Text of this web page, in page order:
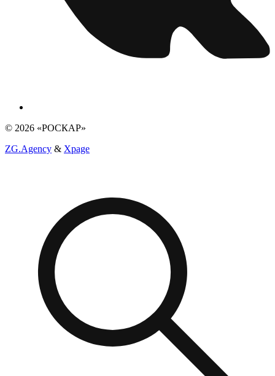
© 2026 «РОСКАР»
ZG.Agency & Xpage